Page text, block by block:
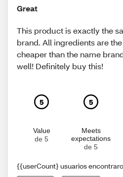
Great
This product is exactly the
brand. All ingredients are
cheaper than the name
well! Definitely buy this!
5
Value
de 5
5
Meets
expectations
de 5
{{userCount} usuarios